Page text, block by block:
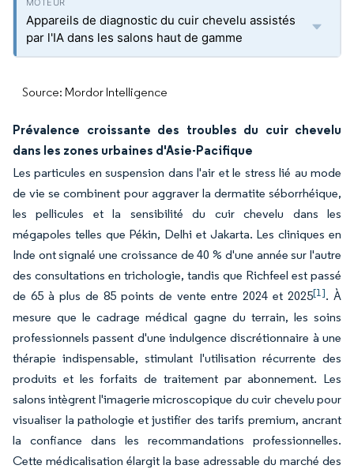
Appareils de diagnostic du cuir chevelu assistés
par l'IA dans les salons haut de gamme
Source: Mordor Intelligence
Prévalence croissante des troubles du cuir chevelu
dans les zones urbaines d'Asie-Pacifique
Les particules en suspension dans l'air et le stress lié au mode
de vie se combinent pour aggraver la dermatite séborrhéique,
les pellicules et la sensibilité du cuir chevelu dans les
mégapoles telles que Pékin, Delhi et Jakarta. Les cliniques en
Inde ont signalé une croissance de 40 % d'une année sur l'autre
des consultations en trichologie, tandis que Richfeel est passé
de 65 à plus de 85 points de vente entre 2024 et 2025[1]. À
mesure que le cadrage médical gagne du terrain, les soins
professionnels passent d'une indulgence discrétionnaire à une
thérapie indispensable, stimulant l'utilisation récurrente des
produits et les forfaits de traitement par abonnement. Les
salons intègrent l'imagerie microscopique du cuir chevelu pour
visualiser la pathologie et justifier des tarifs premium, ancrant
la confiance dans les recommandations professionnelles.
Cette médicalisation élargit la base adressable du marché des